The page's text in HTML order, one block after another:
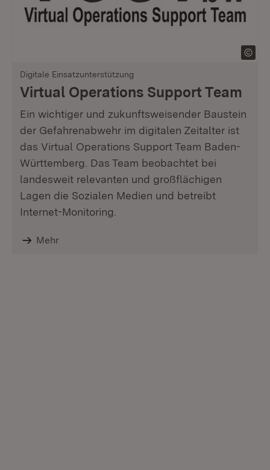
Digitale Einsatzunterstützung
Virtual Operations Support Team
Ein wichtiger und zukunftsweisender Baustein
der Gefahrenabwehr im digitalen Zeitalter ist
das Virtual Operations Support Team Baden-
Württemberg. Das Team beobachtet bei
landesweit relevanten und großflächigen
Lagen die Sozialen Medien und betreibt
Internet-Monitoring.
Mehr